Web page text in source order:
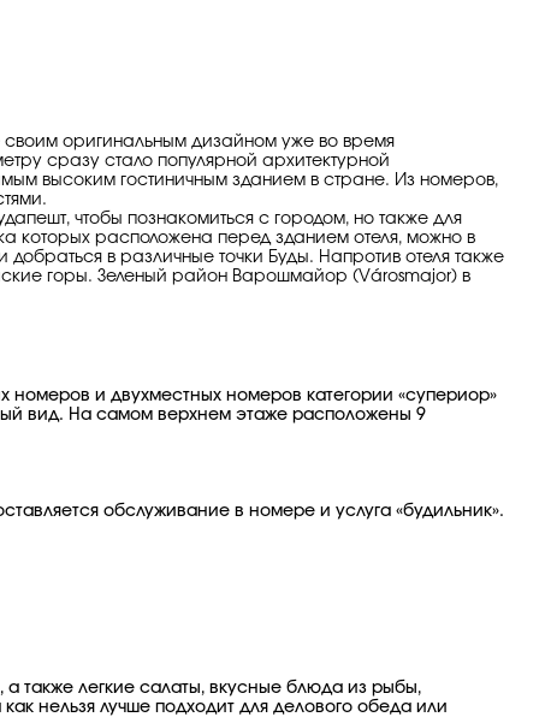
своим оригинальным дизайном уже во время
сразу стало популярной архитектурной
высоким гостиничным зданием в стране. Из номеров,
чтобы познакомиться с городом, но также для
которых расположена перед зданием отеля, можно в
в различные точки Буды. Напротив отеля также
горы. Зеленый район Варошмайор (Városmajor) в
и двухместных номеров категории «супериор»
вид. На самом верхнем этаже расположены 9
обслуживание в номере и услуга «будильник».
также легкие салаты, вкусные блюда из рыбы,
нельзя лучше подходит для делового обеда или